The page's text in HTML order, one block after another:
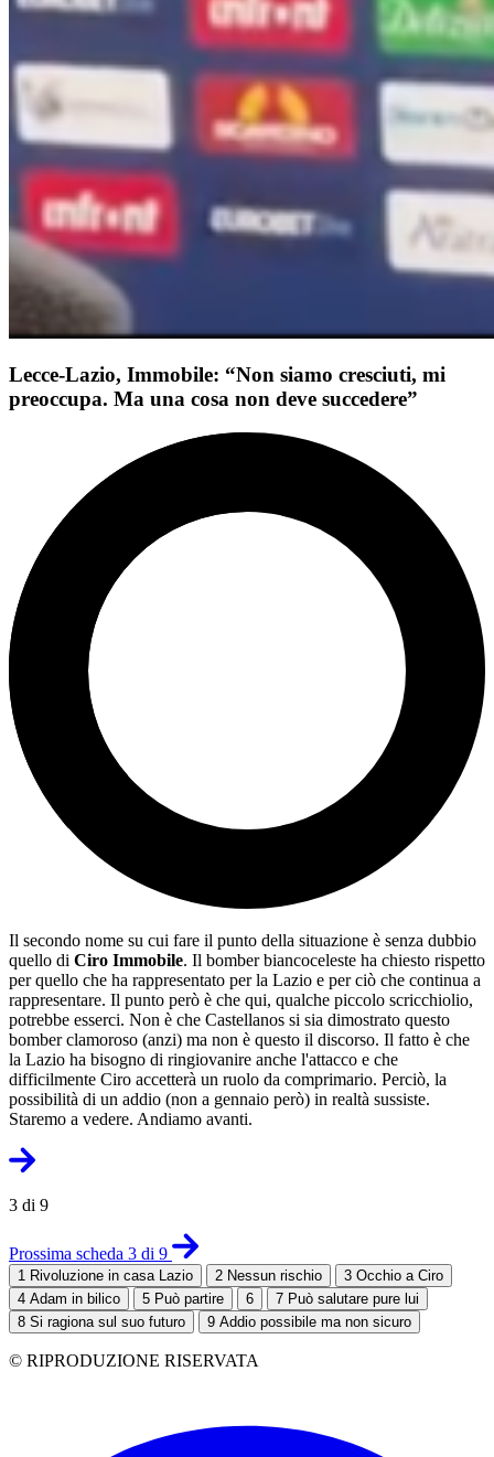
Lecce-Lazio, Immobile: “Non siamo cresciuti, mi
preoccupa. Ma una cosa non deve succedere”
Il secondo nome su cui fare il punto della situazione è senza dubbio
quello di Ciro Immobile. Il bomber biancoceleste ha chiesto rispetto
per quello che ha rappresentato per la Lazio e per ciò che continua a
rappresentare. Il punto però è che qui, qualche piccolo scricchiolio,
potrebbe esserci. Non è che Castellanos si sia dimostrato questo
bomber clamoroso (anzi) ma non è questo il discorso. Il fatto è che
la Lazio ha bisogno di ringiovanire anche l'attacco e che
difficilmente Ciro accetterà un ruolo da comprimario. Perciò, la
possibilità di un addio (non a gennaio però) in realtà sussiste.
Staremo a vedere. Andiamo avanti.
3 di 9
Prossima scheda 3 di 9
1 Rivoluzione in casa Lazio 2 Nessun rischio 3 Occhio a Ciro
4 Adam in bilico 5 Può partire 6 7 Può salutare pure lui
8 Si ragiona sul suo futuro 9 Addio possibile ma non sicuro
© RIPRODUZIONE RISERVATA